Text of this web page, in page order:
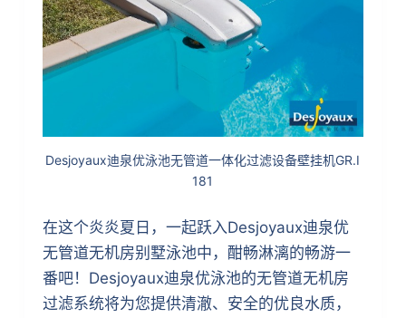
Desjoyaux迪泉优泳池无管道一体化过滤设备壁挂机GR.I
181
在这个炎炎夏日，一起跃入Desjoyaux迪泉优
无管道无机房别墅泳池中，酣畅淋漓的畅游一
番吧！Desjoyaux迪泉优泳池的无管道无机房
过滤系统将为您提供清澈、安全的优良水质，